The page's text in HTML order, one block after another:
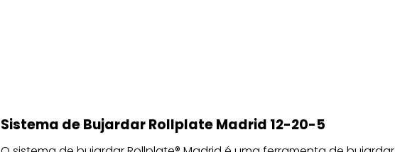
Sistema de Bujardar Rollplate Madrid 12-20-5